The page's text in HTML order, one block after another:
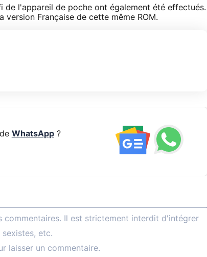
de l'appareil de poche ont également été effectués.
version Française de cette même ROM.
WhatsApp?